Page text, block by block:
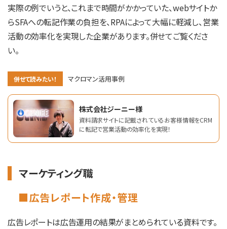
実際の例でいうと、これまで時間がかかっていた、webサイトか
らSFAへの転記作業の負担を、RPAによって大幅に軽減し、営業
活動の効率化を実現した企業があります。併せてご覧くださ
い。
併せて読みたい！ マクロマン活用事例
株式会社ジーニー様
資料請求サイトに記載されているお客様情報をCRM
に転記で営業活動の効率化を実現！
マーケティング職
■広告レポート作成・管理
広告レポートは広告運用の結果がまとめられている資料です。